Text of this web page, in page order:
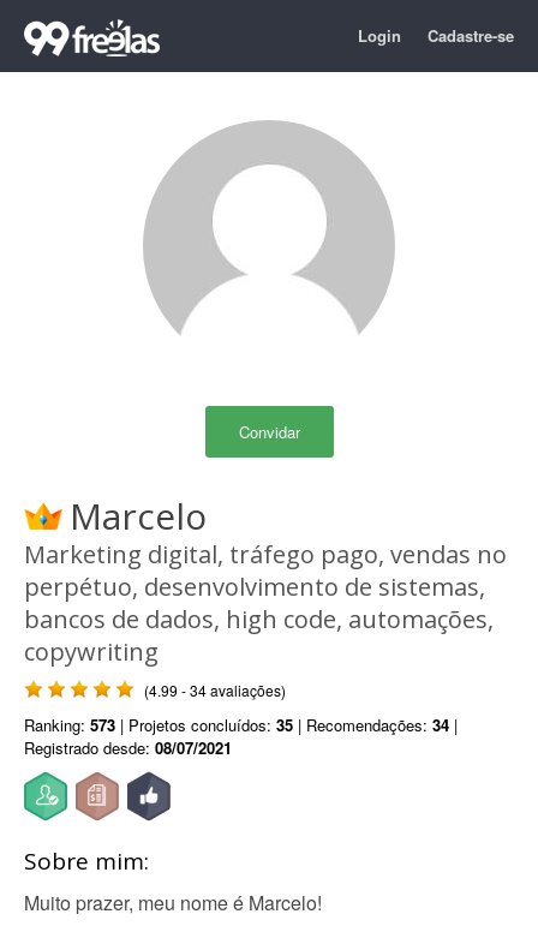
Login Cadastre-se
Convidar
Marcelo
Marketing digital, tráfego pago, vendas no
perpétuo, desenvolvimento de sistemas,
bancos de dados, high code, automações,
copywriting
(4.99 - 34 avaliações)
Ranking: 573 | Projetos concluídos: 35 | Recomendações: 34 |
Registrado desde: 08/07/2021
Sobre mim:
Muito prazer, meu nome é Marcelo!